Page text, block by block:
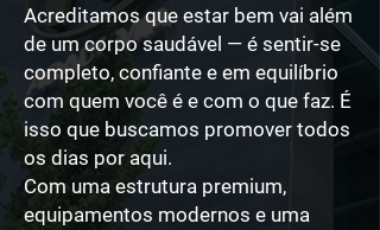
Acreditamos que estar bem vai além
de um corpo saudável — é sentir-se
completo, confiante e em equilíbrio
com quem você é e com o que faz. É
isso que buscamos promover todos
os dias por aqui.
Com uma estrutura premium,
equipamentos modernos e uma